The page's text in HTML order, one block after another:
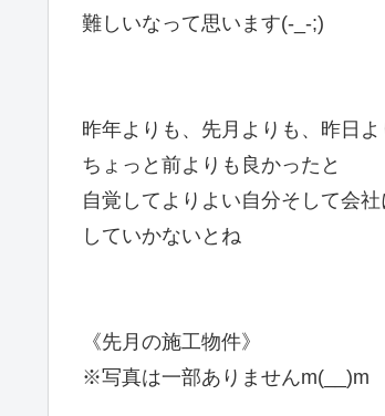
難しいなって思います(-_-;)
昨年よりも、先月よりも、昨日
ちょっと前よりも良かったと
自覚してよりよい自分そして会社
していかないとね
《先月の施工物件》
※写真は一部ありませんm(__)m